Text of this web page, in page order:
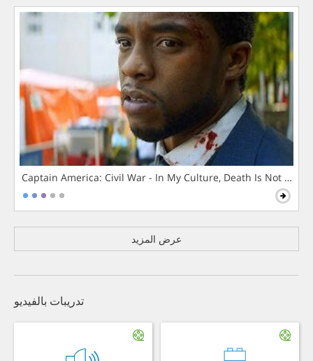
Captain America: Civil War - In My Culture, Death Is Not The
عرض المزيد
تدريبات بالفيديو